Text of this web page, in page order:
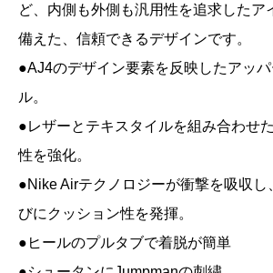
ど、内側も外側も汎用性を追求したア
備えた、信頼できるデザインです。
●AJ4のデザイン要素を反映したアッ
ル。
●レザーとテキスタイルを組み合わせ
性を強化。
●Nike Airテクノロジーが衝撃を吸収し
びにクッション性を発揮。
●ヒールのプルタブで着脱が簡単